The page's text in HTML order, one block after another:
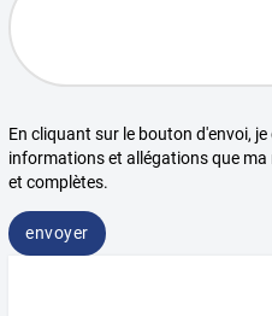
En cliquant sur le bouton d'envoi,
informations et allégations que
et complètes.
envoyer